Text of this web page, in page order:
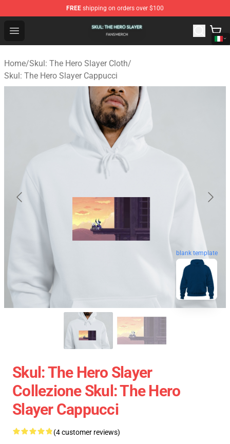
FREE shipping on orders over $100
Open menu
Skul: The Hero Slayer Shop - Official Skul: The Hero
Home/Skul: The Hero Slayer Cloth/
Skul: The Hero Slayer Cappucci
blank template
Skul: The Hero Slayer
Collezione Skul: The Hero
Slayer Cappucci
(4 customer reviews)